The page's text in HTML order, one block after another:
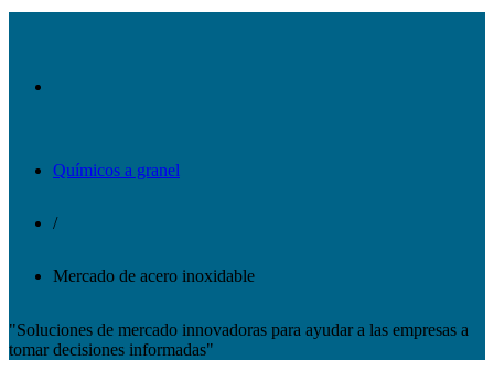
Químicos a granel
/
Mercado de acero inoxidable
"Soluciones de mercado innovadoras para ayudar a las empresas a
tomar decisiones informadas"